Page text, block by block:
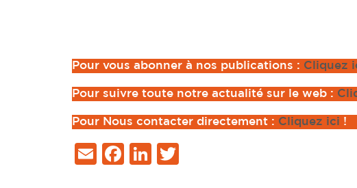
Pour vous abonner à nos publications : Cliquez
Pour suivre toute notre actualité sur le web :
Pour Nous contacter directement : Cliquez ici !
EmailFacebook
LinkedIn